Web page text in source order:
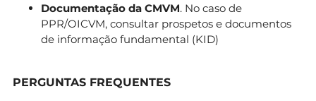
Documentação da CMVM. No caso de
PPR/OICVM, consultar prospetos e documentos
de informação fundamental (KID)
PERGUNTAS FREQUENTES